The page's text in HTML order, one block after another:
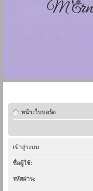
หน้าเว็บบอร์ด
เข้าสู่ระบบ
ชื่อผู้ใช้:
รหัสผ่าน: